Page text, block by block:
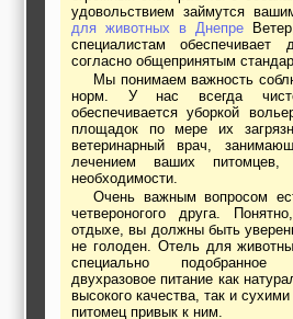
удовольствием займутся
для животных в Днепре
специалистам обеспечивает
согласно общепринятым
Мы понимаем важность соблюдения санитарных
норм. У нас всегда
обеспечивается уборкой
площадок по мере их
ветеринарный врач,
лечением ваших
необходимости.
Очень важным вопросом есть питание вашего
четвероногого друга.
отдыхе, вы должны быть
не голоден. Отель для
специально подобранное
двухразовое питание как
высокого качества, так и
питомец привык к ним.